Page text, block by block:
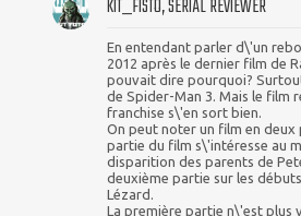
KIT_FISTO, SERIAL REVIEWER
En entendant parler d\'un
2012 après le dernier film de
pouvait dire pourquoi?
de Spider-Man 3. Mais le film
franchise s\'en sort bien.
On peut noter un film en deux
partie du film s\'intéresse au
disparition des parents de
deuxième partie sur les
Lézard.
La première partie n\'est plus